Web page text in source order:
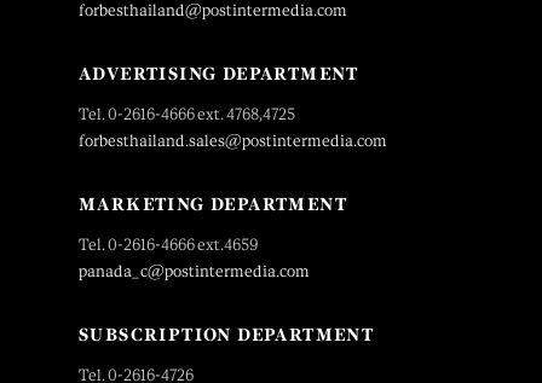
forbesthailand@postintermedia.com
ADVERTISING DEPARTMENT
Tel. 0-2616-4666 ext. 4768,4725
forbesthailand.sales@postintermedia.com
MARKETING DEPARTMENT
Tel. 0-2616-4666 ext.4659
panada_c@postintermedia.com
SUBSCRIPTION DEPARTMENT
Tel. 0-2616-4726